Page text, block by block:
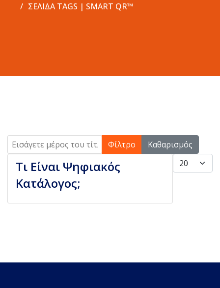
ΣΕΛΊΔΑ TAGS | SMART QR™
Εισάγετε μέρος του τίτλου. Φίλτρο
Καθαρισμός
Εμφάνιση #
Τι Είναι Ψηφιακός
Κατάλογος;